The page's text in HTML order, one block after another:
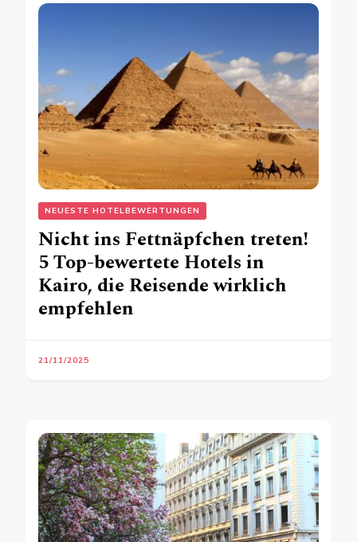
NEUESTE HOTELBEWERTUNGEN
Nicht ins Fettnäpfchen treten!
5 Top-bewertete Hotels in
Kairo, die Reisende wirklich
empfehlen
21/11/2025